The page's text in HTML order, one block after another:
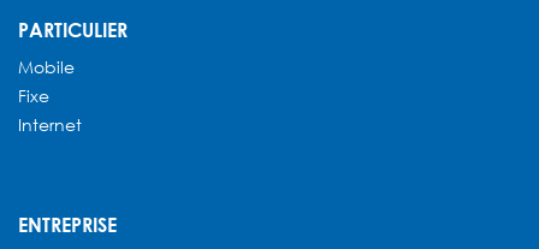
PARTICULIER
Mobile
Fixe
Internet
ENTREPRISE